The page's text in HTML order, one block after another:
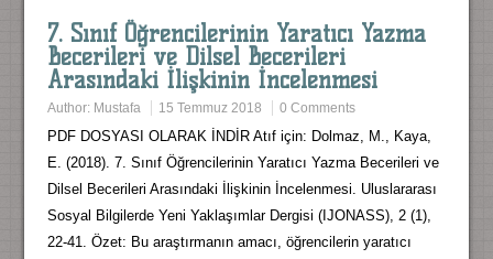
7. Sınıf Öğrencilerinin Yaratıcı Yazma
Becerileri ve Dilsel Becerileri
Arasındaki İlişkinin İncelenmesi
Author: Mustafa 15 Temmuz 2018 0 Comments
PDF DOSYASI OLARAK İNDİR Atıf için: Dolmaz, M., Kaya,
E. (2018). 7. Sınıf Öğrencilerinin Yaratıcı Yazma Becerileri ve
Dilsel Becerileri Arasındaki İlişkinin İncelenmesi. Uluslararası
Sosyal Bilgilerde Yeni Yaklaşımlar Dergisi (IJONASS), 2 (1),
22-41. Özet: Bu araştırmanın amacı, öğrencilerin yaratıcı